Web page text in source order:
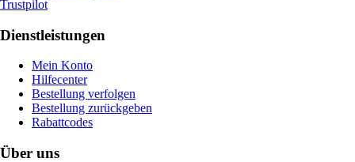
Trustpilot
Dienstleistungen
Mein Konto
Hilfecenter
Bestellung verfolgen
Bestellung zurückgeben
Rabattcodes
Über uns